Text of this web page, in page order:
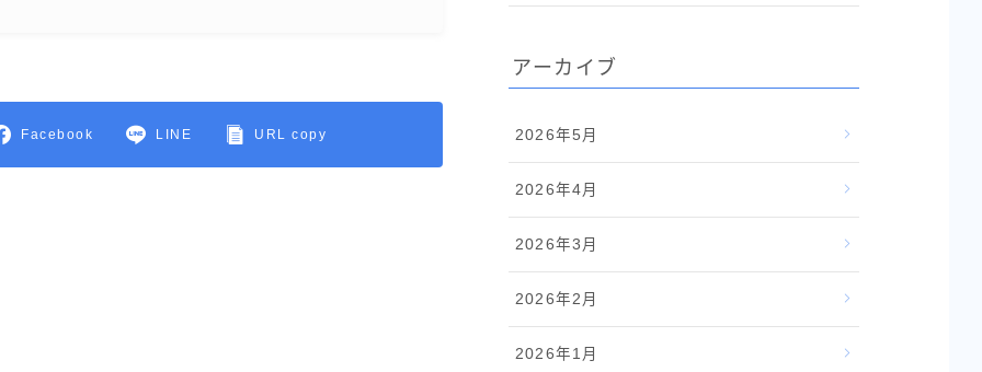
Facebook LINE URL copy
アーカイブ
2026年5月
2026年4月
2026年3月
2026年2月
2026年1月